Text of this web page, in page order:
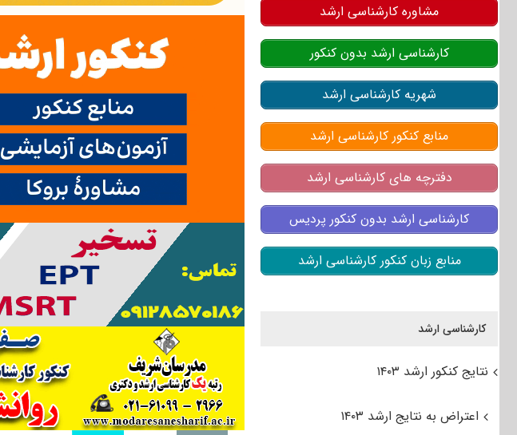
مشاوره کارشناسی ارشد
کارشناسی ارشد بدون کنکور
شهریه کارشناسی ارشد
منابع کنکور کارشناسی ارشد
دفترچه های کارشناسی ارشد
کارشناسی ارشد بدون کنکور پردیس
منابع زبان کنکور کارشناسی ارشد
کارشناسی ارشد
نتایج کنکور ارشد ۱۴۰۳
اعتراض به نتایج ارشد ۱۴۰۳